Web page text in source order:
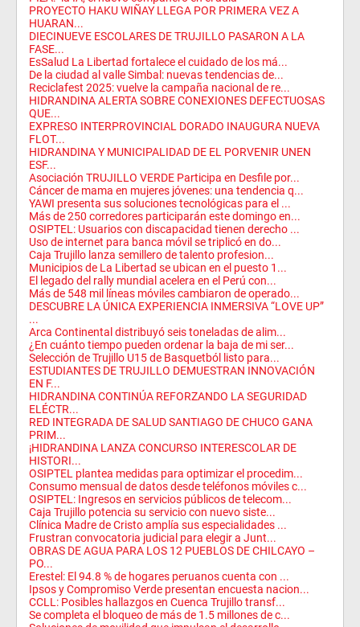
PROYECTO HAKU WIÑAY LLEGA POR PRIMERA VEZ A
HUARAN...
DIECINUEVE ESCOLARES DE TRUJILLO PASARON A LA
FASE...
EsSalud La Libertad fortalece el cuidado de los má...
De la ciudad al valle Simbal: nuevas tendencias de...
Reciclafest 2025: vuelve la campaña nacional de re...
HIDRANDINA ALERTA SOBRE CONEXIONES DEFECTUOSAS
QUE...
EXPRESO INTERPROVINCIAL DORADO INAUGURA NUEVA
FLOT...
HIDRANDINA Y MUNICIPALIDAD DE EL PORVENIR UNEN
ESF...
Asociación TRUJILLO VERDE Participa en Desfile por...
Cáncer de mama en mujeres jóvenes: una tendencia q...
YAWI presenta sus soluciones tecnológicas para el ...
Más de 250 corredores participarán este domingo en...
OSIPTEL: Usuarios con discapacidad tienen derecho ...
Uso de internet para banca móvil se triplicó en do...
Caja Trujillo lanza semillero de talento profesion...
Municipios de La Libertad se ubican en el puesto 1...
El legado del rally mundial acelera en el Perú con...
Más de 548 mil líneas móviles cambiaron de operado...
DESCUBRE LA ÚNICA EXPERIENCIA INMERSIVA “LOVE UP”
...
Arca Continental distribuyó seis toneladas de alim...
¿En cuánto tiempo pueden ordenar la baja de mi ser...
Selección de Trujillo U15 de Basquetból listo para...
ESTUDIANTES DE TRUJILLO DEMUESTRAN INNOVACIÓN
EN F...
HIDRANDINA CONTINÚA REFORZANDO LA SEGURIDAD
ELÉCTR...
RED INTEGRADA DE SALUD SANTIAGO DE CHUCO GANA
PRIM...
¡HIDRANDINA LANZA CONCURSO INTERESCOLAR DE
HISTORI...
OSIPTEL plantea medidas para optimizar el procedim...
Consumo mensual de datos desde teléfonos móviles c...
OSIPTEL: Ingresos en servicios públicos de telecom...
Caja Trujillo potencia su servicio con nuevo siste...
Clínica Madre de Cristo amplía sus especialidades ...
Frustran convocatoria judicial para elegir a Junt...
OBRAS DE AGUA PARA LOS 12 PUEBLOS DE CHILCAYO –
PO...
Erestel: El 94.8 % de hogares peruanos cuenta con ...
Ipsos y Compromiso Verde presentan encuesta nacion...
CCLL: Posibles hallazgos en Cuenca Trujillo transf...
Se completa el bloqueo de más de 1.5 millones de c...